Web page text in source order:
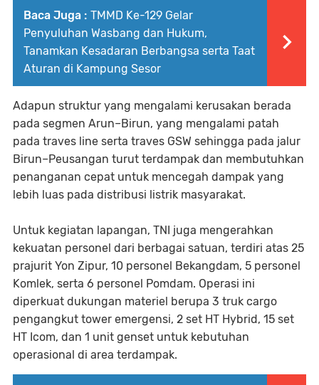
Baca Juga : TMMD Ke-129 Gelar
Penyuluhan Wasbang dan Hukum,
Tanamkan Kesadaran Berbangsa serta Taat
Aturan di Kampung Sesor
Adapun struktur yang mengalami kerusakan berada
pada segmen Arun–Birun, yang mengalami patah
pada traves line serta traves GSW sehingga pada jalur
Birun–Peusangan turut terdampak dan membutuhkan
penanganan cepat untuk mencegah dampak yang
lebih luas pada distribusi listrik masyarakat.
Untuk kegiatan lapangan, TNI juga mengerahkan
kekuatan personel dari berbagai satuan, terdiri atas 25
prajurit Yon Zipur, 10 personel Bekangdam, 5 personel
Komlek, serta 6 personel Pomdam. Operasi ini
diperkuat dukungan materiel berupa 3 truk cargo
pengangkut tower emergensi, 2 set HT Hybrid, 15 set
HT Icom, dan 1 unit genset untuk kebutuhan
operasional di area terdampak.